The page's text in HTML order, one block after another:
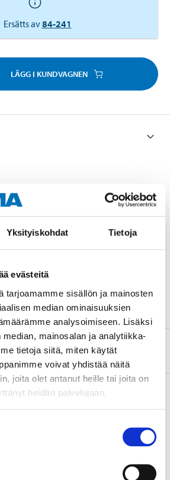
Yksityiskohdat Tietoja
evästeitä
tarjoamamme sisällön ja mainosten
median ominaisuuksien
analysoimiseen. Lisäksi
mainosalan ja analytiikka-
tietoja siitä, miten käytät
voivat yhdistää näitä
joita olet antanut heille tai joita on
heidän palvelujaan.
Ersätts av84-241
LÄGG I KUNDVAGNEN
i ditt varuhus inom 2 timmar!